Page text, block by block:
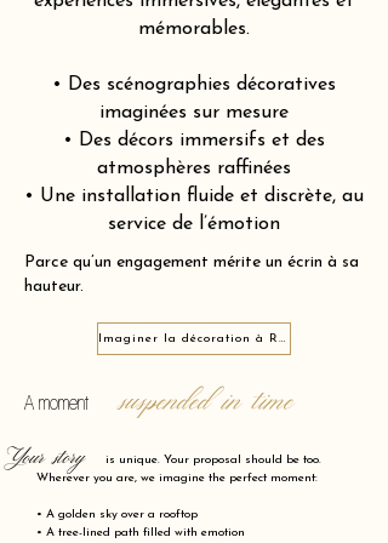
mémorables.
• Des scénographies décoratives
imaginées sur mesure
• Des décors immersifs et des
atmosphères raffinées
• Une installation fluide et discrète, au
service de l’émotion
Parce qu’un engagement mérite un écrin à sa
hauteur.
Imaginer la décoration à Royan 17200
A moment suspended in time
is unique. Your proposal should be too.
Wherever you are, we imagine the perfect moment:
• A golden sky over a rooftop
• A tree-lined path filled with emotion
Your story